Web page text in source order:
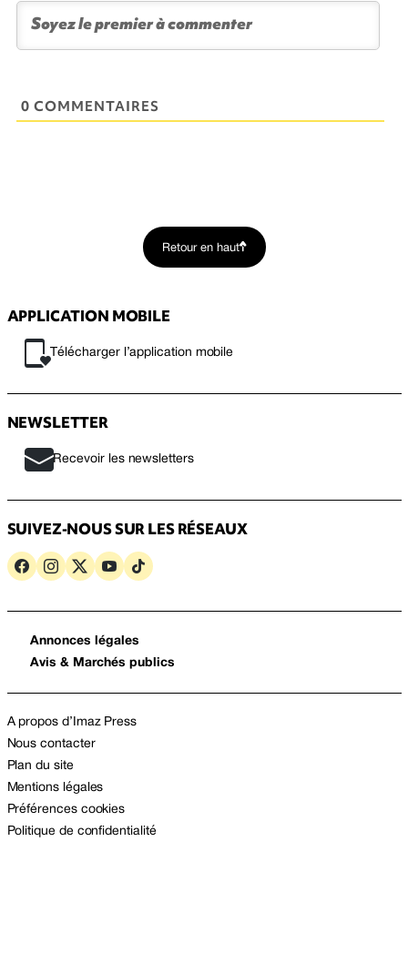
0 COMMENTAIRES
Retour en haut
APPLICATION MOBILE
Télécharger l’application mobile
NEWSLETTER
Recevoir les newsletters
SUIVEZ-NOUS SUR LES RÉSEAUX
Annonces légales
Avis & Marchés publics
A propos d’Imaz Press
Nous contacter
Plan du site
Mentions légales
Préférences cookies
Politique de confidentialité